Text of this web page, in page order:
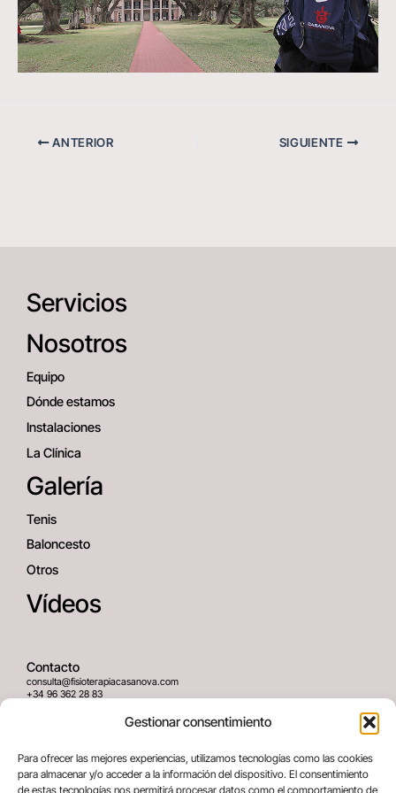
Gestionar consentimiento
Para ofrecer las mejores experiencias, utilizamos tecnologías como las cookies
para almacenar y/o acceder a la información del dispositivo. El consentimiento
de estas tecnologías nos permitirá procesar datos como el comportamiento de
ANTERIOR SIGUIENTE
Servicios
Nosotros
Equipo
Dónde estamos
Instalaciones
La Clínica
Galería
Tenis
Baloncesto
Otros
Vídeos
Contacto
consulta@fisioterapiacasanova.com
+34 96 362 28 83
Dirección
C/ Greses Nº12 (Bajo) 46020
Valencia, España